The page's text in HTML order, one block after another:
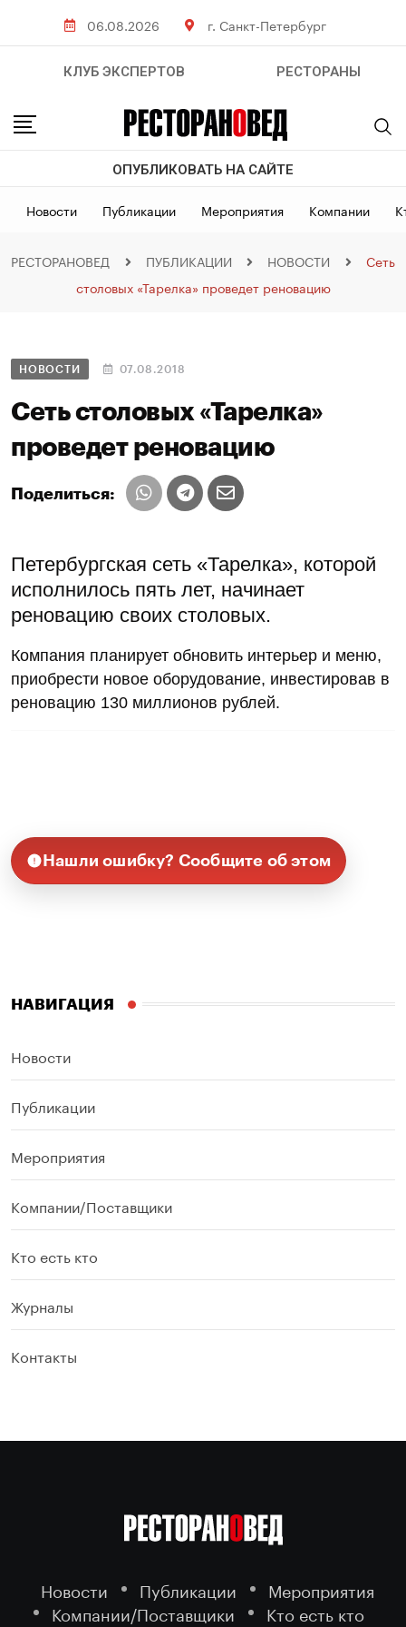
06.08.2026 г. Санкт-Петербург
КЛУБ ЭКСПЕРТОВ РЕСТОРАНЫ
ОПУБЛИКОВАТЬ НА САЙТЕ
Новости Публикации Мероприятия Компании
РЕСТОРАНОВЕД ПУБЛИКАЦИИ НОВОСТИ
Сеть
столовых «Тарелка» проведет реновацию
НОВОСТИ 07.08.2018
Сеть столовых «Тарелка»
проведет реновацию
Поделиться:
Петербургская сеть «Тарелка», которой
исполнилось пять лет, начинает
реновацию своих столовых.
Компания планирует обновить интерьер и меню,
приобрести новое оборудование, инвестировав в
реновацию 130 миллионов рублей.
Нашли ошибку? Сообщите об этом
НАВИГАЦИЯ
Новости
Публикации
Мероприятия
Компании/Поставщики
Кто есть кто
Журналы
Контакты
Новости Публикации
Мероприятия
Компании/Поставщики
Кто есть кто